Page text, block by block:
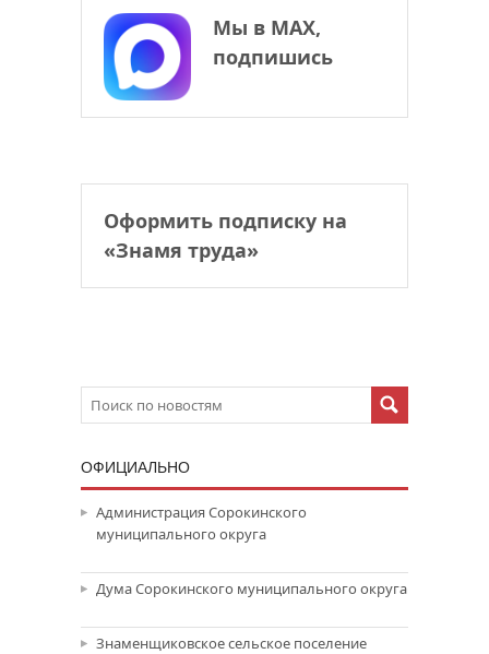
Мы в МАХ,
подпишись
Оформить подписку на
«Знамя труда»
ОФИЦИАЛЬНО
Администрация Сорокинского
муниципального округа
Дума Сорокинского муниципального округа
Знаменщиковское сельское поселение